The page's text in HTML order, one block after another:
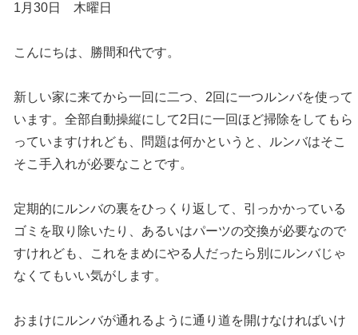
1月30日 木曜日
こんにちは、勝間和代です。
新しい家に来てから一回に二つ、2回に一つルンバを使って
います。全部自動操縦にして2日に一回ほど掃除をしてもら
っていますけれども、問題は何かというと、ルンバはそこ
そこ手入れが必要なことです。
定期的にルンバの裏をひっくり返して、引っかかっている
ゴミを取り除いたり、あるいはパーツの交換が必要なので
すけれども、これをまめにやる人だったら別にルンバじゃ
なくてもいい気がします。
おまけにルンバが通れるように通り道を開けなければいけ